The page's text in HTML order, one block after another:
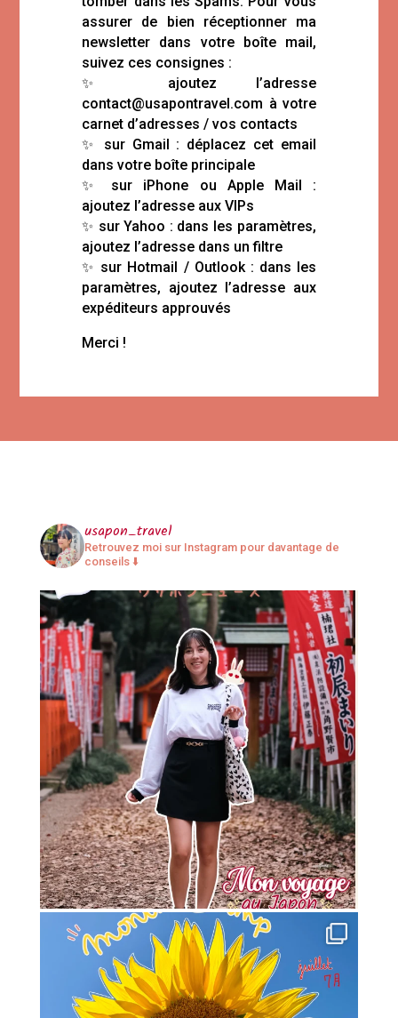
assurer de bien réceptionner ma
newsletter dans votre boîte mail,
suivez ces consignes :
✨ ajoutez l’adresse
contact@usapontravel.com à votre
carnet d’adresses / vos contacts
✨ sur Gmail : déplacez cet email
dans votre boîte principale
✨ sur iPhone ou Apple Mail :
ajoutez l’adresse aux VIPs
✨ sur Yahoo : dans les paramètres,
ajoutez l’adresse dans un filtre
✨ sur Hotmail / Outlook : dans les
paramètres, ajoutez l’adresse aux
expéditeurs approuvés
Merci !
usapon_travel
Retrouvez moi sur Instagram pour davantage de
conseils ⬇️